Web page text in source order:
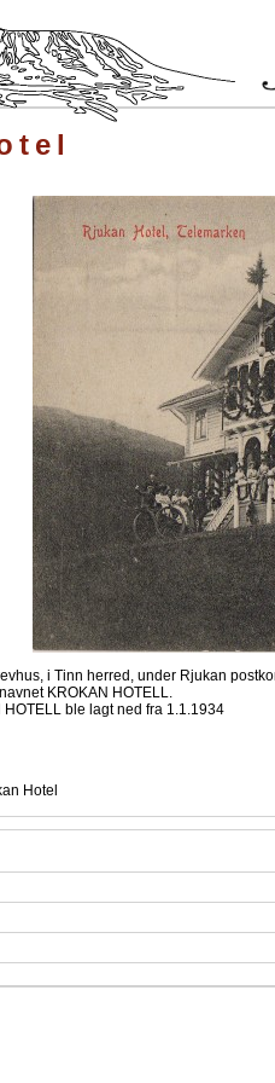
i Tinn herred, under Rjukan
KROKAN HOTELL.
HOTELL ble lagt ned fra 1.1.1934
Hotel